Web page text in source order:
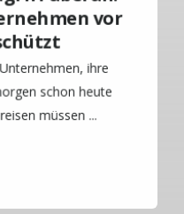
vor
ihre
schon heute
müssen ...